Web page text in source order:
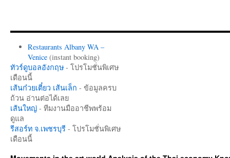
Restaurants Albany WA –
Venice(instant booking)
ทัวร์ดูบอลอังกฤษ - โปรโมชั่นพิเศษ
เดือนนี้
เส้นก๋วยเตี๋ยว เส้นเล็ก - ข้อมูลครบ
ถ้วน อ่านต่อได้เลย
เส้นใหญ่ - ทีมงานมืออาชีพพร้อม
ดูแล
รีสอร์ท จ.เพชรบุรี - โปรโมชั่นพิเศษ
เดือนนี้